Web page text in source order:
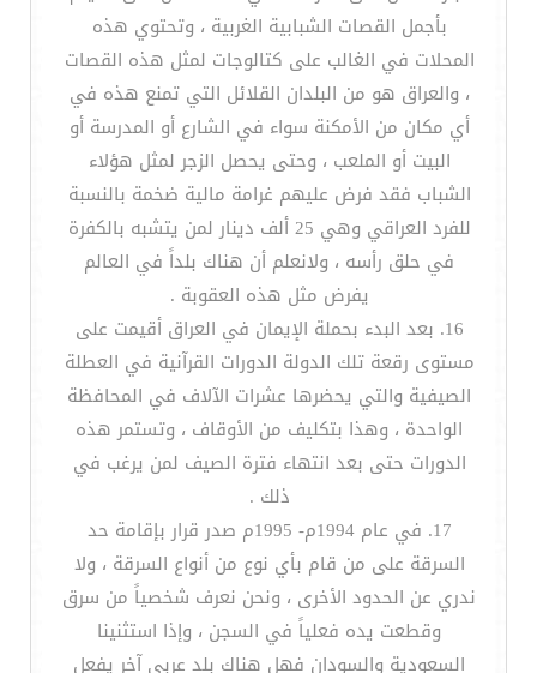
بأجمل القصات الشبابية الغربية ، وتحتوي هذه
المحلات في الغالب على كتالوجات لمثل هذه القصات
، والعراق هو من البلدان القلائل التي تمنع هذه في
أي مكان من الأمكنة سواء في الشارع أو المدرسة أو
البيت أو الملعب ، وحتى يحصل الزجر لمثل هؤلاء
الشباب فقد فرض عليهم غرامة مالية ضخمة بالنسبة
للفرد العراقي وهي 25 ألف دينار لمن يتشبه بالكفرة
في حلق رأسه ، ولانعلم أن هناك بلداً في العالم
يفرض مثل هذه العقوبة .
16. بعد البدء بحملة الإيمان في العراق أقيمت على
مستوى رقعة تلك الدولة الدورات القرآنية في العطلة
الصيفية والتي يحضرها عشرات الآلاف في المحافظة
الواحدة ، وهذا بتكليف من الأوقاف ، وتستمر هذه
الدورات حتى بعد انتهاء فترة الصيف لمن يرغب في
ذلك .
17. في عام 1994م- 1995م صدر قرار بإقامة حد
السرقة على من قام بأي نوع من أنواع السرقة ، ولا
ندري عن الحدود الأخرى ، ونحن نعرف شخصياً من سرق
وقطعت يده فعلياً في السجن ، وإذا استثنينا
السعودية والسودان فهل هناك بلد عربي آخر يفعل